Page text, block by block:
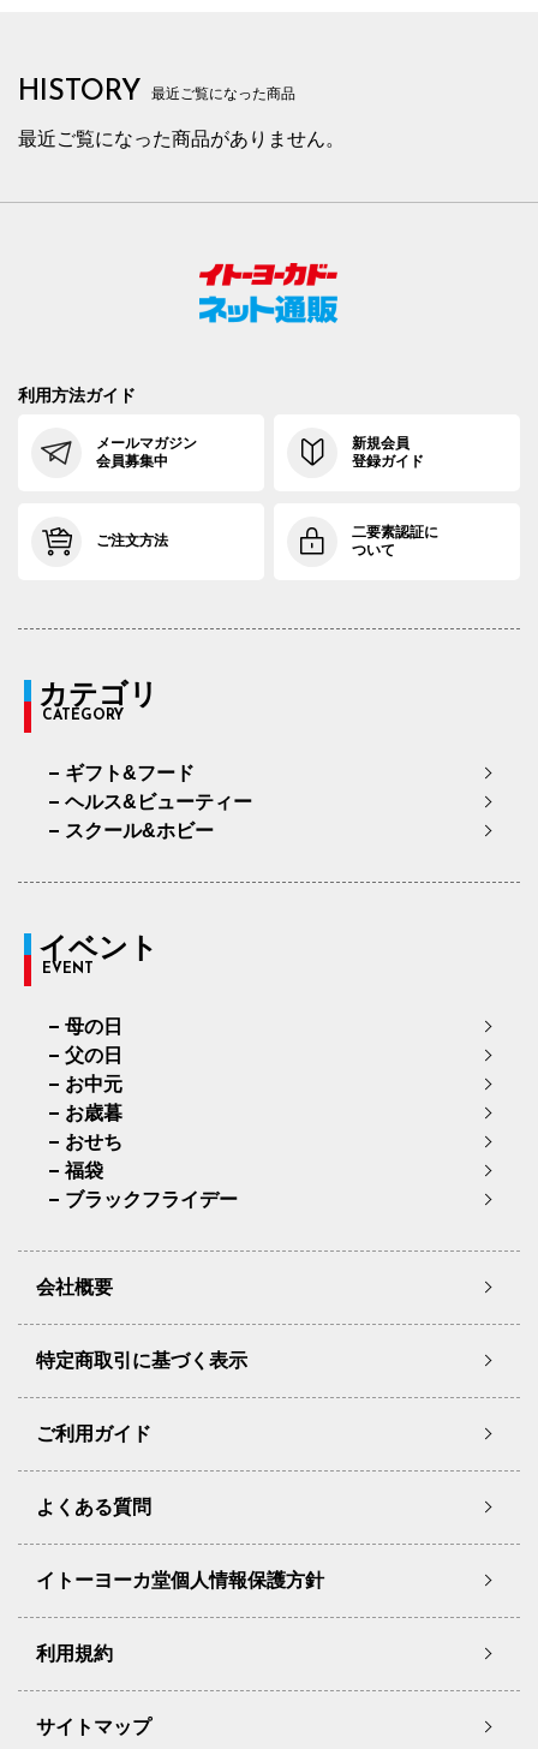
HISTORY 最近ご覧になった商品
最近ご覧になった商品がありません。
利用方法ガイド
メールマガジン
会員募集中
新規会員
登録ガイド
ご注文方法
二要素認証に
ついて
カテゴリ
CATEGORY
ギフト&フード
ヘルス&ビューティー
スクール&ホビー
イベント
EVENT
母の日
父の日
お中元
お歳暮
おせち
福袋
ブラックフライデー
会社概要
特定商取引に基づく表示
ご利用ガイド
よくある質問
イトーヨーカ堂個人情報保護方針
利用規約
サイトマップ